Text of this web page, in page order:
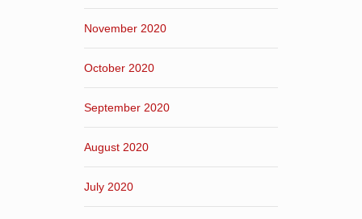
November 2020
October 2020
September 2020
August 2020
July 2020